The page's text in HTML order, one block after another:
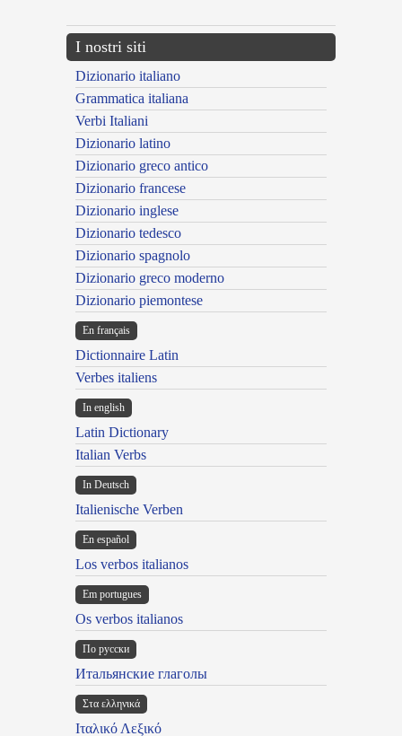
I nostri siti
Dizionario italiano
Grammatica italiana
Verbi Italiani
Dizionario latino
Dizionario greco antico
Dizionario francese
Dizionario inglese
Dizionario tedesco
Dizionario spagnolo
Dizionario greco moderno
Dizionario piemontese
En français
Dictionnaire Latin
Verbes italiens
In english
Latin Dictionary
Italian Verbs
In Deutsch
Italienische Verben
En español
Los verbos italianos
Em portugues
Os verbos italianos
По русски
Итальянские глаголы
Στα ελληνικά
Ιταλικό Λεξικό